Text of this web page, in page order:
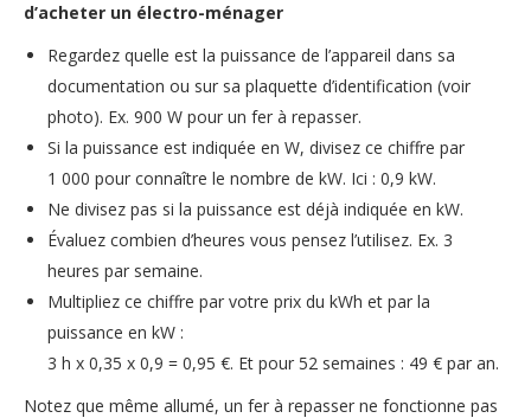
d’acheter un électro-ménager
Regardez quelle est la puissance de l’appareil dans sa
documentation ou sur sa plaquette d’identification (voir
photo). Ex. 900 W pour un fer à repasser.
Si la puissance est indiquée en W, divisez ce chiffre par
1 000 pour connaître le nombre de kW. Ici : 0,9 kW.
Ne divisez pas si la puissance est déjà indiquée en kW.
Évaluez combien d’heures vous pensez l’utilisez. Ex. 3
heures par semaine.
Multipliez ce chiffre par votre prix du kWh et par la
puissance en kW :
3 h x 0,35 x 0,9 = 0,95 €. Et pour 52 semaines : 49 € par an.
Notez que même allumé, un fer à repasser ne fonctionne pas